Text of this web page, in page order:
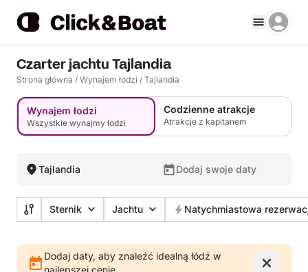
Czarter jachtu Tajlandia
Strona główna / Wynajem łodzi / Tajlandia
Wynajem łodzi
Wszystkie wynajmy łodzi
Codzienne atrakcje
Atrakcje z kapitanem
Tajlandia Dodaj swoje daty
Sternik Jachtu Natychmiastowa
Dodaj daty, aby znaleźć idealną łódź w
najlepszej cenie